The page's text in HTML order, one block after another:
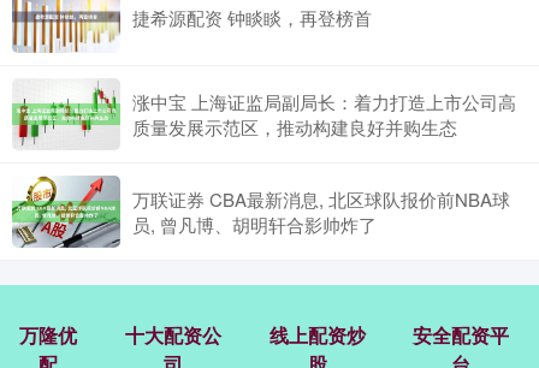
捷希源配资 钟睒睒，再登榜首
涨中宝 上海证监局副局长：着力打造上市公司高
质量发展示范区，推动构建良好并购生态
万联证券 CBA最新消息, 北区球队报价前NBA球
员, 曾凡博、胡明轩合影帅炸了
万隆优
十大配资公
线上配资炒
安全配资平